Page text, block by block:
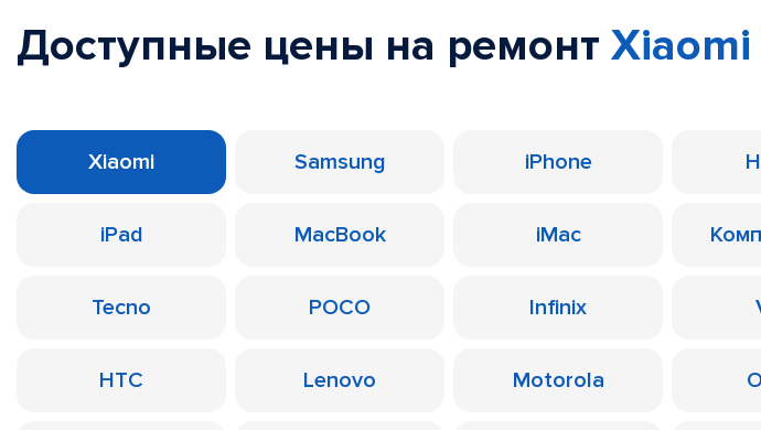
Доступные цены на ремонт
Xiaomi Samsung iPhone
iPad MacBook iMac
Tecno POCO Infinix
HTC Lenovo Motorola